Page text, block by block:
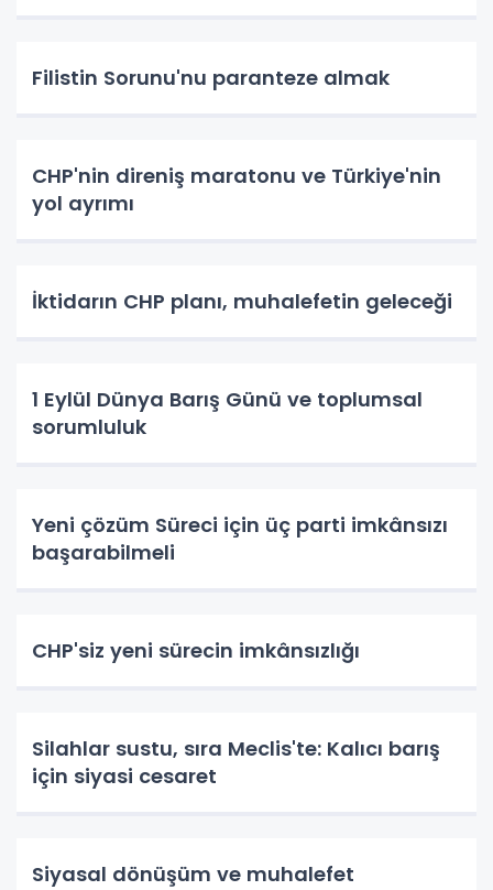
Filistin Sorunu'nu paranteze almak
CHP'nin direniş maratonu ve Türkiye'nin
yol ayrımı
İktidarın CHP planı, muhalefetin geleceği
1 Eylül Dünya Barış Günü ve toplumsal
sorumluluk
Yeni çözüm Süreci için üç parti imkânsızı
başarabilmeli
CHP'siz yeni sürecin imkânsızlığı
Silahlar sustu, sıra Meclis'te: Kalıcı barış
için siyasi cesaret
Siyasal dönüşüm ve muhalefet